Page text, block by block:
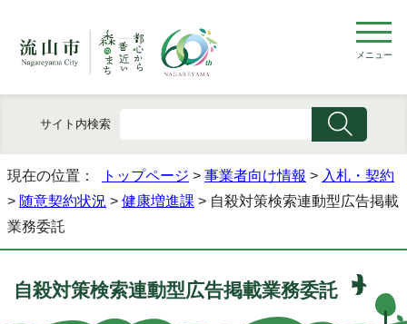
メニュー
サイト内検索
現在の位置： トップページ > 事業者向け情報 > 入札・契約
> 随意契約状況 > 健康増進課 > 自殺対策検索連動型広告掲載
業務委託
自殺対策検索連動型広告掲載業務委託